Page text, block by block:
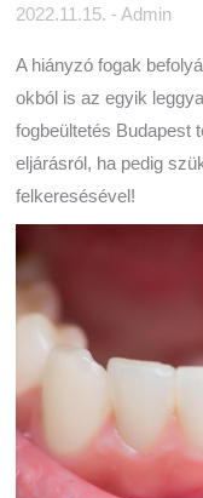
2022.11.15. - Admin
A hiányzó fogak
okból is az egyik
fogbeültetés Budapest
eljárásról, ha pedig
felkeresésével!